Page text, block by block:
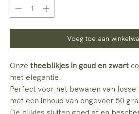
Voeg toe aan
Onze theeblikjes in goud en zwart
met elegantie.
Perfect voor het bewaren van losse
met een inhoud van ongeveer 50